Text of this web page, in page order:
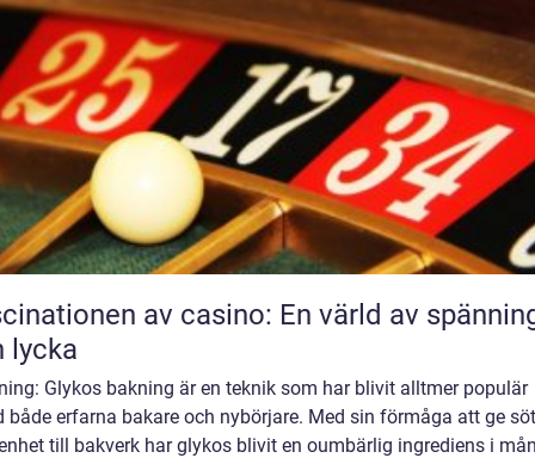
av casino: En värld av
lycka
Glykos bakning är en teknik som har blivit alltmer populär
både erfarna bakare och nybörjare. Med sin förmåga att ge
till bakverk har glykos blivit en oumbärlig ingrediens i